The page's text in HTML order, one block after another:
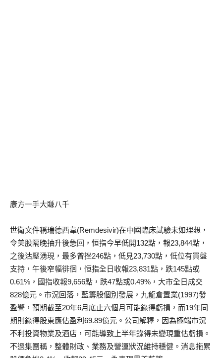
康方一手大賺八千
世衛文件稱瑞德西韋(Remdesivir)在中國臨床試驗未如理想，
令美股隔晚抽升後急回，恒指今早低開132點，報23,844點，
之後沽壓湧現，最多曾挫246點，低見23,730點，低位有買盤
支持，午後窄幅徘徊，恒指全日收報23,831點，跌145點或
0.61%，國指收報9,656點，跌47點或0.49%，大市全日成交
828億元。市況回落，藍籌股個別發展，九龍倉置業(1997)發
盈警，預期截至20年6月底止六個月可能錄得虧損，而19年同
期則錄得股東應佔盈利69.89億元。公司解釋，因為極端市況
不利投資物業及酒店，可能導致上半年錄得未變現重估虧損。
不過集團稱，整體財政、業務及營運狀況維持穩健。消息拖累